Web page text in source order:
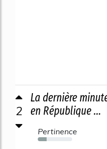
2
La dernière
en République ...
Pertinence
26%